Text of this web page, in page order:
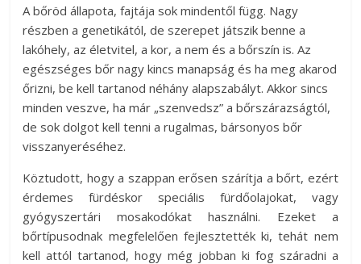
A bőröd állapota, fajtája sok mindentől függ. Nagy
részben a genetikától, de szerepet játszik benne a
lakóhely, az életvitel, a kor, a nem és a bőrszín is. Az
egészséges bőr nagy kincs manapság és ha meg akarod
őrizni, be kell tartanod néhány alapszabályt. Akkor sincs
minden veszve, ha már „szenvedsz” a bőrszárazságtól,
de sok dolgot kell tenni a rugalmas, bársonyos bőr
visszanyeréséhez.
Köztudott, hogy a szappan erősen szárítja a bőrt, ezért
érdemes fürdéskor speciális fürdőolajokat, vagy
gyógyszertári mosakodókat használni. Ezeket a
bőrtípusodnak megfelelően fejlesztették ki, tehát nem
kell attól tartanod, hogy még jobban ki fog száradni a